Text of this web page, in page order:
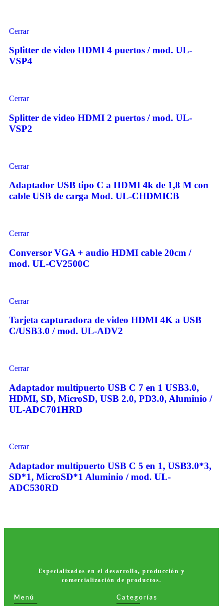
Cerrar
Splitter de video HDMI 4 puertos / mod. UL-
VSP4
Cerrar
Splitter de video HDMI 2 puertos / mod. UL-
VSP2
Cerrar
Adaptador USB tipo C a HDMI 4k de 1,8 M con
cable USB de carga Mod. UL-CHDMICB
Cerrar
Conversor VGA + audio HDMI cable 20cm /
mod. UL-CV2500C
Cerrar
Tarjeta capturadora de video HDMI 4K a USB
C/USB3.0 / mod. UL-ADV2
Cerrar
Adaptador multipuerto USB C 7 en 1 USB3.0,
HDMI, SD, MicroSD, USB 2.0, PD3.0, Aluminio /
UL-ADC701HRD
Cerrar
Adaptador multipuerto USB C 5 en 1, USB3.0*3,
SD*1, MicroSD*1 Aluminio / mod. UL-
ADC530RD
Especializados en el desarrollo, producción y
comercialización de productos.
Menú Categorías